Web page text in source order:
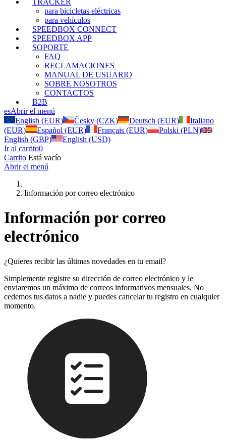
TRACKER
para bicicletas eléctricas
para vehículos
SPEEDBOX CONNECT
SPEEDBOX APP
SOPORTE
FAQ
RECLAMACIONES
MANUAL DE USUARIO
SOBRE NOSOTROS
CONTACTOS
B2B
esAbrir el menú
English (EUR)
Česky (CZK) Deutsch (EUR)
Italiano
(EUR)
Español (EUR) Français (EUR)
Polski (PLN)
English (GBP)
English (USD)
Ir al carrito0
Carrito Está vacío
Abrir el menú
Información por correo electrónico
Información por correo
electrónico
¿Quieres recibir las últimas novedades en tu email?
Simplemente registre su dirección de correo electrónico y le
enviaremos un máximo de correos informativos mensuales. No
cedemos tus datos a nadie y puedes cancelar tu registro en cualquier
momento.